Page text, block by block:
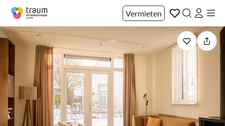
Vermieten